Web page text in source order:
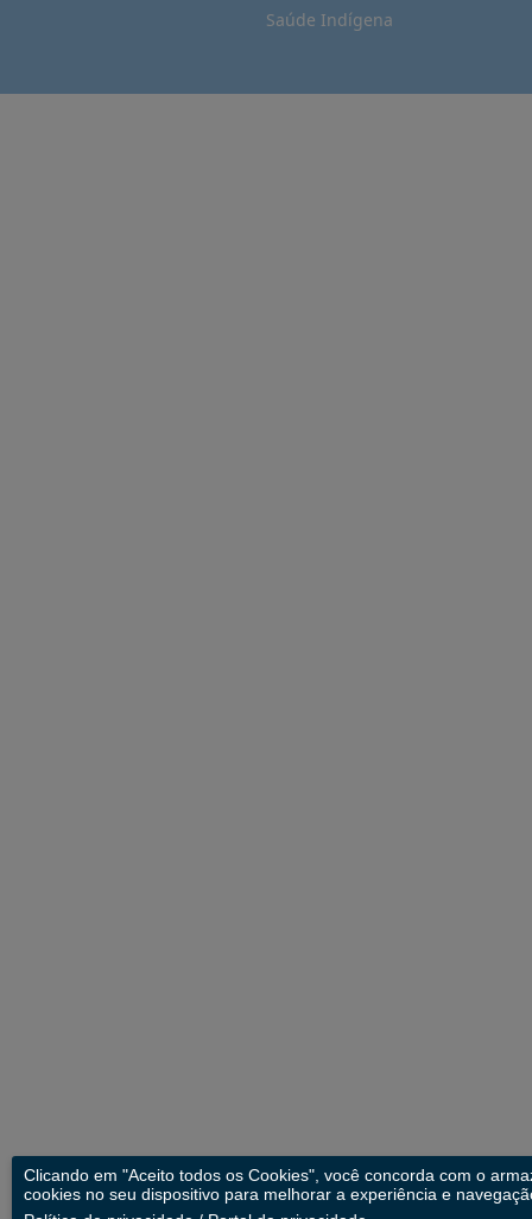
Saúde Indígena
Clicando em "Aceito todos os Cookies", você concorda com o
cookies no seu dispositivo para melhorar a experiência e